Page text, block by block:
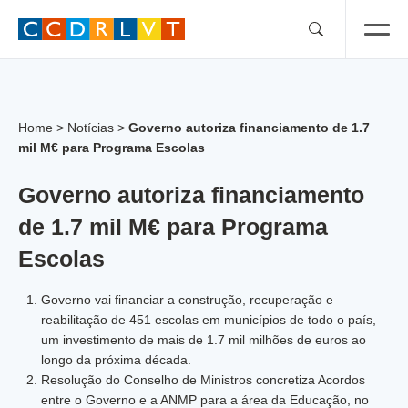
Home > Notícias > Governo autoriza financiamento de 1.7
mil M€ para Programa Escolas
Governo autoriza financiamento
de 1.7 mil M€ para Programa
Escolas
Governo vai financiar a construção, recuperação e
reabilitação de 451 escolas em municípios de todo o país,
um investimento de mais de 1.7 mil milhões de euros ao
longo da próxima década.
Resolução do Conselho de Ministros concretiza Acordos
entre o Governo e a ANMP para a área da Educação, no